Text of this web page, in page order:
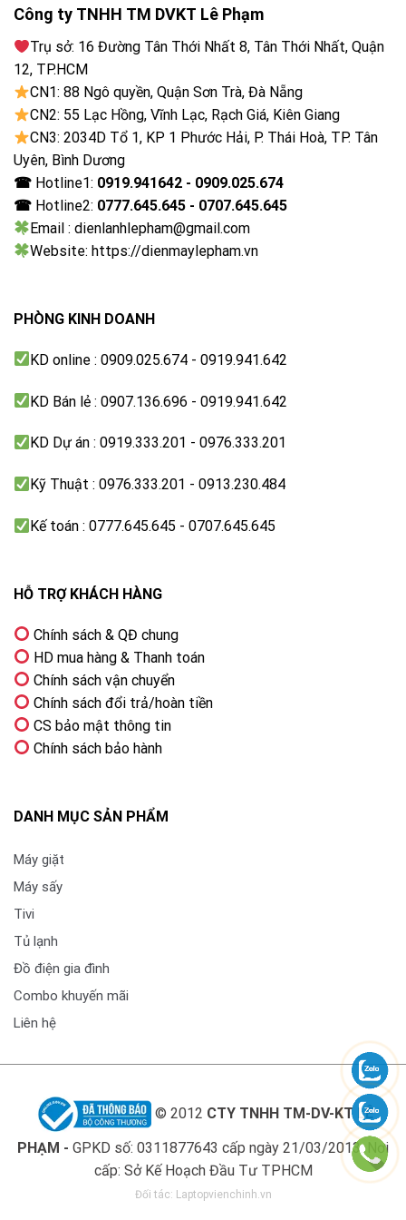
Hiệu ứng thác nước đôi Dual Power Cascade có thể
hòa tan hoàn toàn bột giặt giúp quần áo được thấm
đều nước giặt và nhanh chóng được giặt sạch chỉ
trong thời gian ngắn.
Tốc độ quay vắt 700 vòng/phút
Máy giặt Panasonic 11.5kg NA-F115A5WRV sở hữu
tốc độ quay vắt đáng kinh ngạc là khoảng 700vòng
chỉ trong vòng một phút, tiết kiện thời gian phơi đồ.
Công ty TNHH TM DVKT Lê Phạm
Trụ sở: 16 Đường Tân Thới Nhất 8, Tân Thới Nhất, Quận
12, TP.HCM
CN1: 88 Ngô quyền, Quận Sơn Trà, Đà Nẵng
CN2: 55 Lạc Hồng, Vĩnh Lạc, Rạch Giá, Kiên Giang
CN3: 2034D Tổ 1, KP 1 Phước Hải, P. Thái Hoà, TP. Tân
Uyên, Bình Dương
☎ Hotline1: 0919.941642 - 0909.025.674
☎ Hotline2: 0777.645.645 - 0707.645.645
Email : dienlanhlepham@gmail.com
Website: https://dienmaylepham.vn
PHÒNG KINH DOANH
KD online : 0909.025.674 - 0919.941.642
KD Bán lẻ : 0907.136.696 - 0919.941.642
KD Dự án : 0919.333.201 - 0976.333.201
Kỹ Thuật : 0976.333.201 - 0913.230.484
Kế toán : 0777.645.645 - 0707.645.645
HỖ TRỢ KHÁCH HÀNG
Chính sách & QĐ chung
HD mua hàng & Thanh toán
Chính sách vận chuyển
Chính sách đổi trả/hoàn tiền
CS bảo mật thông tin
Chính sách bảo hành
DANH MỤC SẢN PHẨM
Máy giặt
Máy sấy
Tivi
Tủ lạnh
Đồ điện gia đình
Combo khuyến mãi
Liên hệ
© 2012 CTY TNHH TM-DV-KT LÊ
PHẠM - GPKD số: 0311877643 cấp ngày 21/03/2013. Nơi
cấp: Sở Kế Hoạch Đầu Tư TPHCM
Đối tác: Laptopvienchinh.vn